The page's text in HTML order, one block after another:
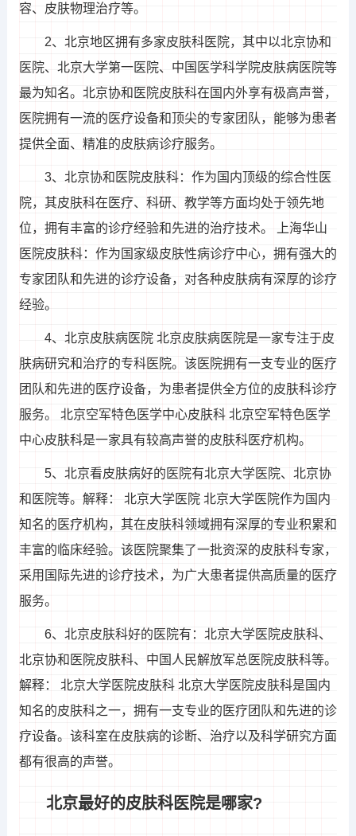
容、皮肤物理治疗等。
2、北京地区拥有多家皮肤科医院，其中以北京协和
医院、北京大学第一医院、中国医学科学院皮肤病医院等
最为知名。北京协和医院皮肤科在国内外享有极高声誉，
医院拥有一流的医疗设备和顶尖的专家团队，能够为患者
提供全面、精准的皮肤病诊疗服务。
3、北京协和医院皮肤科：作为国内顶级的综合性医
院，其皮肤科在医疗、科研、教学等方面均处于领先地
位，拥有丰富的诊疗经验和先进的治疗技术。 上海华山
医院皮肤科：作为国家级皮肤性病诊疗中心，拥有强大的
专家团队和先进的诊疗设备，对各种皮肤病有深厚的诊疗
经验。
4、北京皮肤病医院 北京皮肤病医院是一家专注于皮
肤病研究和治疗的专科医院。该医院拥有一支专业的医疗
团队和先进的医疗设备，为患者提供全方位的皮肤科诊疗
服务。 北京空军特色医学中心皮肤科 北京空军特色医学
中心皮肤科是一家具有较高声誉的皮肤科医疗机构。
5、北京看皮肤病好的医院有北京大学医院、北京协
和医院等。解释： 北京大学医院 北京大学医院作为国内
知名的医疗机构，其在皮肤科领域拥有深厚的专业积累和
丰富的临床经验。该医院聚集了一批资深的皮肤科专家，
采用国际先进的诊疗技术，为广大患者提供高质量的医疗
服务。
6、北京皮肤科好的医院有：北京大学医院皮肤科、
北京协和医院皮肤科、中国人民解放军总医院皮肤科等。
解释： 北京大学医院皮肤科 北京大学医院皮肤科是国内
知名的皮肤科之一，拥有一支专业的医疗团队和先进的诊
疗设备。该科室在皮肤病的诊断、治疗以及科学研究方面
都有很高的声誉。
北京最好的皮肤科医院是哪家?